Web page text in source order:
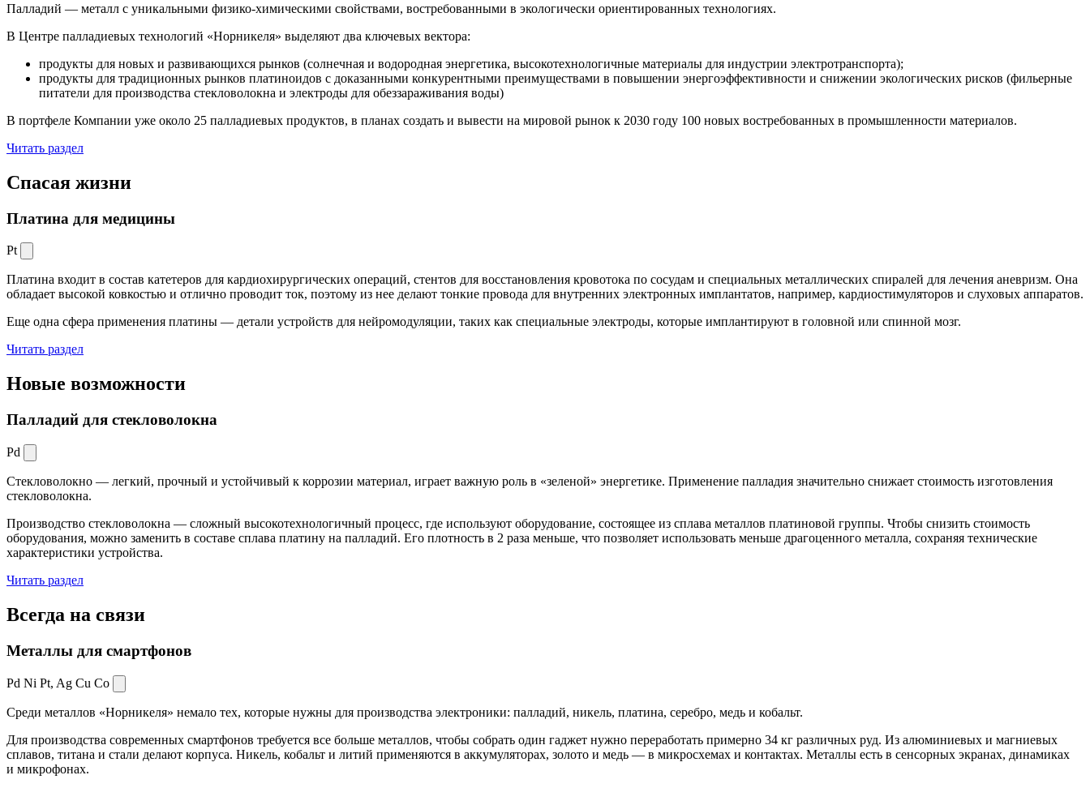
Палладий — металл с уникальными физико-химическими свойствами, востребованными в экологически ориентированных технологиях.
В Центре палладиевых технологий «Норникеля» выделяют два ключевых вектора:
продукты для новых и развивающихся рынков (солнечная и водородная энергетика, высокотехнологичные материалы для индустрии электротранспорта);
продукты для традиционных рынков платиноидов с доказанными конкурентными преимуществами в повышении энергоэффективности и снижении экологических рисков (фильерные
питатели для производства стекловолокна и электроды для обеззараживания воды)
В портфеле Компании уже около 25 палладиевых продуктов, в планах создать и вывести на мировой рынок к 2030 году 100 новых востребованных в промышленности материалов.
Читать раздел
Спасая жизни
Платина для медицины
Pt
Платина входит в состав катетеров для кардиохирургических операций, стентов для восстановления кровотока по сосудам и специальных металлических спиралей для лечения аневризм. Она
обладает высокой ковкостью и отлично проводит ток, поэтому из нее делают тонкие провода для внутренних электронных имплантатов, например, кардиостимуляторов и слуховых аппаратов.
Еще одна сфера применения платины — детали устройств для нейромодуляции, таких как специальные электроды, которые имплантируют в головной или спинной мозг.
Читать раздел
Новые возможности
Палладий для стекловолокна
Pd
Стекловолокно — легкий, прочный и устойчивый к коррозии материал, играет важную роль в «зеленой» энергетике. Применение палладия значительно снижает стоимость изготовления
стекловолокна.
Производство стекловолокна — сложный высокотехнологичный процесс, где используют оборудование, состоящее из сплава металлов платиновой группы. Чтобы снизить стоимость
оборудования, можно заменить в составе сплава платину на палладий. Его плотность в 2 раза меньше, что позволяет использовать меньше драгоценного металла, сохраняя технические
характеристики устройства.
Читать раздел
Всегда на связи
Металлы для смартфонов
Pd Ni Pt, Ag Cu Co
Среди металлов «Норникеля» немало тех, которые нужны для производства электроники: палладий, никель, платина, серебро, медь и кобальт.
Для производства современных смартфонов требуется все больше металлов, чтобы собрать один гаджет нужно переработать примерно 34 кг различных руд. Из алюминиевых и магниевых
сплавов, титана и стали делают корпуса. Никель, кобальт и литий применяются в аккумуляторах, золото и медь — в микросхемах и контактах. Металлы есть в сенсорных экранах, динамиках
и микрофонах.